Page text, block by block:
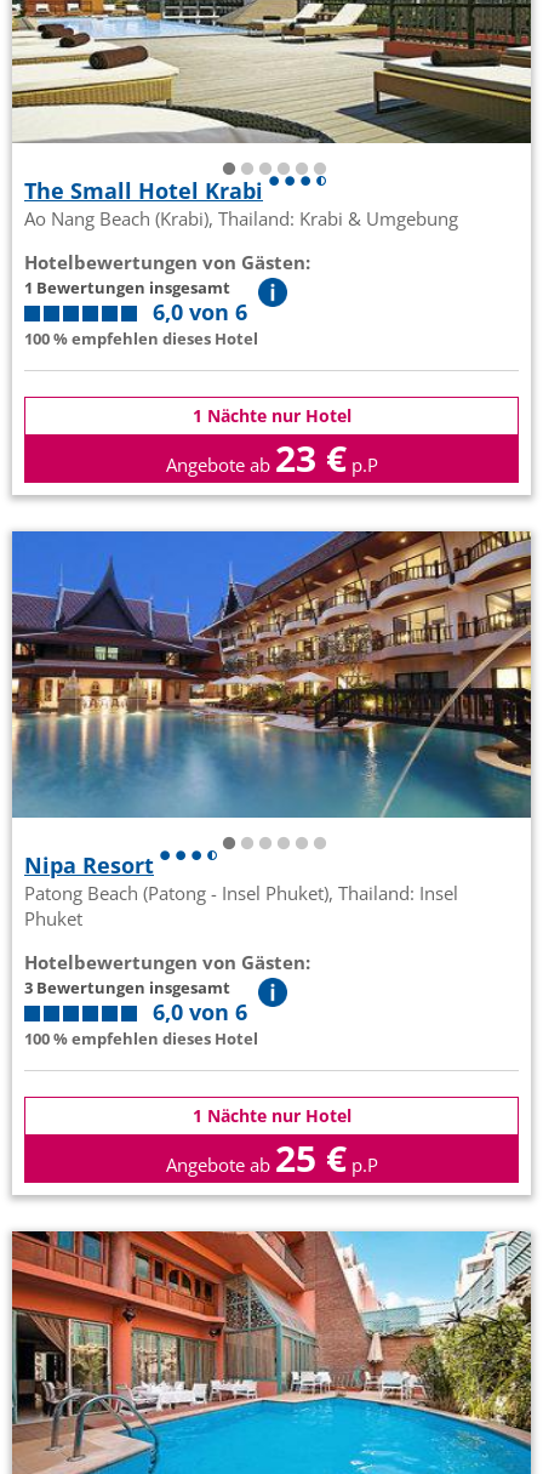
The Small Hotel Krabi
Ao Nang Beach (Krabi), Thailand: Krabi & Umgebung
Hotelbewertungen von Gästen:
1 Bewertungen insgesamt
6,0 von 6
100 % empfehlen dieses Hotel
1 Nächte nur Hotel
Angebote ab 23 € p.P
Nipa Resort
Patong Beach (Patong - Insel Phuket), Thailand: Insel
Phuket
Hotelbewertungen von Gästen:
3 Bewertungen insgesamt
6,0 von 6
100 % empfehlen dieses Hotel
1 Nächte nur Hotel
Angebote ab 25 € p.P